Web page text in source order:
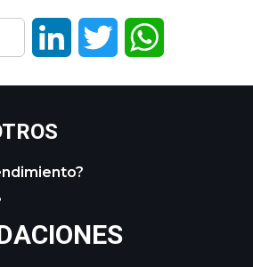
LinkedIn Twitter